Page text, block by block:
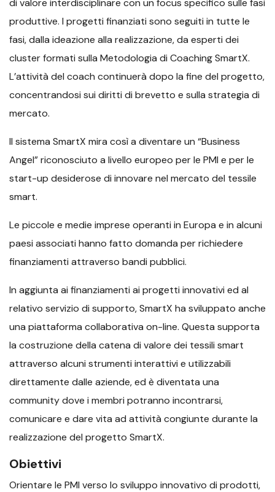
di valore interdisciplinare con un focus specifico sulle fasi
produttive. I progetti finanziati sono seguiti in tutte le
fasi, dalla ideazione alla realizzazione, da esperti dei
cluster formati sulla Metodologia di Coaching SmartX.
L’attività del coach continuerà dopo la fine del progetto,
concentrandosi sui diritti di brevetto e sulla strategia di
mercato.
Il sistema SmartX mira così a diventare un “Business
Angel” riconosciuto a livello europeo per le PMI e per le
start-up desiderose di innovare nel mercato del tessile
smart.
Le piccole e medie imprese operanti in Europa e in alcuni
paesi associati hanno fatto domanda per richiedere
finanziamenti attraverso bandi pubblici.
In aggiunta ai finanziamenti ai progetti innovativi ed al
relativo servizio di supporto, SmartX ha sviluppato anche
una piattaforma collaborativa on-line. Questa supporta
la costruzione della catena di valore dei tessili smart
attraverso alcuni strumenti interattivi e utilizzabili
direttamente dalle aziende, ed è diventata una
community dove i membri potranno incontrarsi,
comunicare e dare vita ad attività congiunte durante la
realizzazione del progetto SmartX.
Obiettivi
Orientare le PMI verso lo sviluppo innovativo di prodotti,